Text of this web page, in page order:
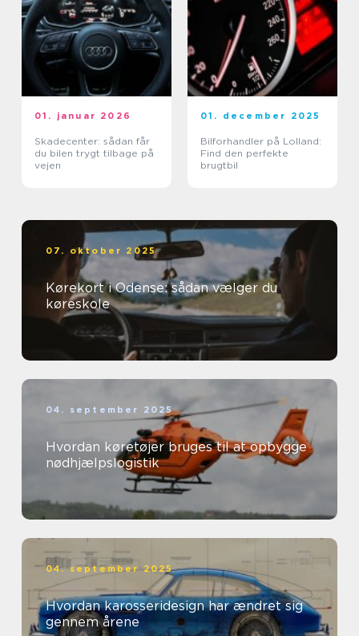
01. januar 2026
Skadecenter: sådan får
du bilen trygt tilbage på
vejen
01. december 2025
Bilforhandler på Lolland:
Find den perfekte
brugtbil
07. oktober 2025
Kørekort i Odense: sådan vælger du
køreskole
04. september 2025
Hvordan køretøjer bruges til at opbygge
nødhjælpslogistik
04. september 2025
Hvordan karosseridesign har ændret sig
gennem årene